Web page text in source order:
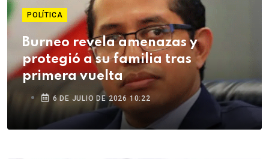
POLÍTICA
Burneo revela amenazas y
protegió a su familia tras
primera vuelta
6 DE JULIO DE 2026 10:22